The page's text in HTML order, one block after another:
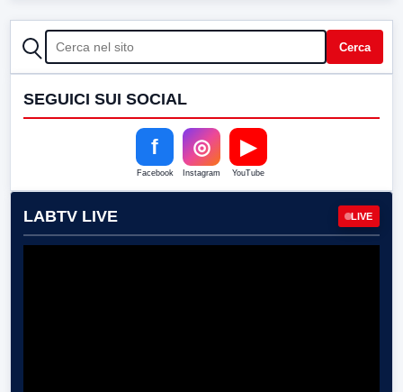
CERCA Cerca
SEGUICI SUI SOCIAL
f
Facebook
◎
Instagram
▶
YouTube
LABTV LIVE LIVE